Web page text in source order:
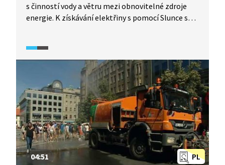
s činností vody a větru mezi obnovitelné zdroje
energie. K získávání elektřiny s pomocí Slunce se
energie.
PL
04:51